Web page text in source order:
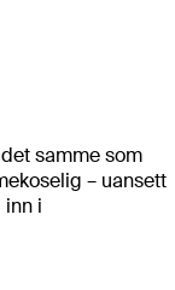
samme som
– uansett
i